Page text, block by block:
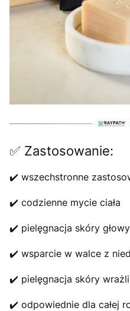
✅ Zastosowanie:
✔️ wszechstronne
✔️ codzienne mycie ciała
✔️ pielęgnacja skóry głowy
✔️ wsparcie w walce z
✔️ pielęgnacja skóry
✔️ odpowiednie dla całej